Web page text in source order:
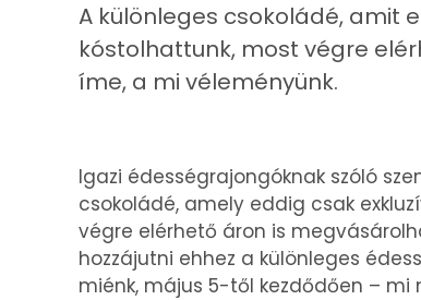
A különleges csokoládé, amit
kóstolhattunk, most végre
íme, a mi véleményünk.
Igazi édességrajongóknak szóló
csokoládé, amely eddig csak
végre elérhető áron is
hozzájutni ehhez a különleges
miénk, május 5-től kezdődően – mi